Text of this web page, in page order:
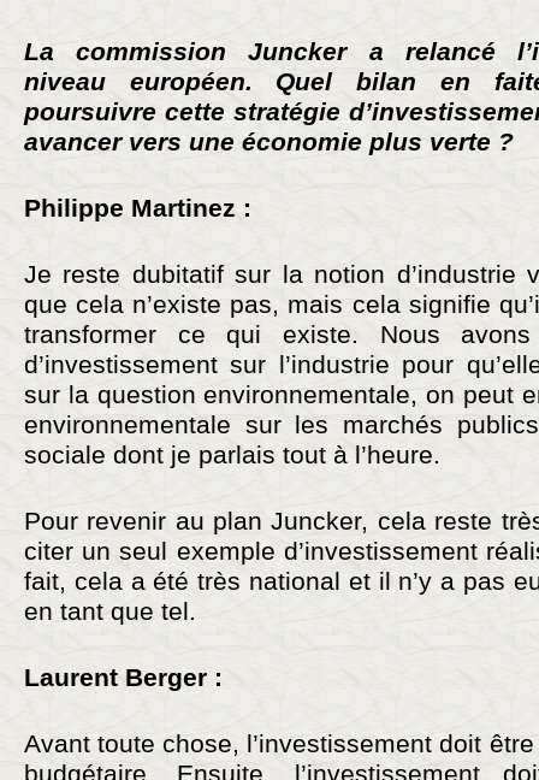
La commission Juncker a relancé
niveau européen. Quel bilan en
poursuivre cette stratégie
avancer vers une économie plus verte ?
Philippe Martinez :
Je reste dubitatif sur la notion d’industrie
que cela n’existe pas, mais cela signifie
transformer ce qui existe. Nous
d’investissement sur l’industrie pour
sur la question environnementale, on peut
environnementale sur les marchés
sociale dont je parlais tout à l’heure.
Pour revenir au plan Juncker, cela reste
citer un seul exemple d’investissement
fait, cela a été très national et il n’y a pas
en tant que tel.
Laurent Berger :
Avant toute chose, l’investissement doit
budgétaire. Ensuite, l’investissement